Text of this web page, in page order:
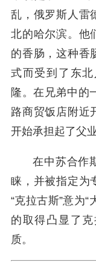
乱，俄罗斯人雷
北的哈尔滨。他
的香肠，这种香
式而受到了东
隆。在兄弟中的
路商贸饭店附近
开始承担起了父
在中苏合作
睐，并被指定为
“克拉古斯”意为
的取得凸显了
质。